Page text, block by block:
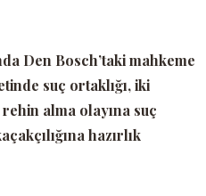
Den Bosch’taki mahkeme
suç ortaklığı, iki
alma olayına suç
hazırlık